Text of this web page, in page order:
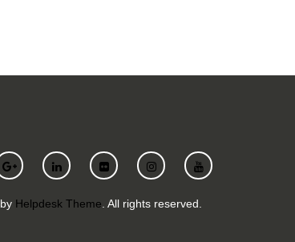
Helpdesk Theme . All rights reserved.